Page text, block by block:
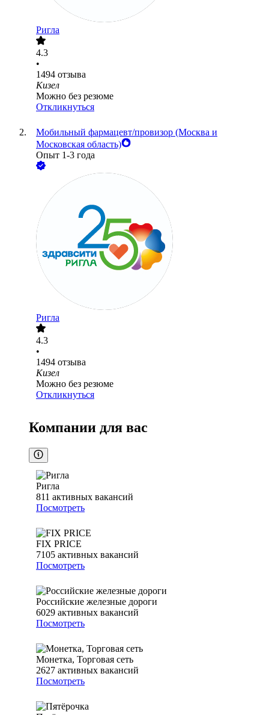
Ригла
4.3
•
1494 отзыва
Кизел
Можно без резюме
Откликнуться
Мобильный фармацевт/провизор (Москва и
Московская область)
Опыт 1-3 года
Ригла
4.3
•
1494 отзыва
Кизел
Можно без резюме
Откликнуться
Компании для вас
Ригла
811 активных вакансий
Посмотреть
FIX PRICE
7105 активных вакансий
Посмотреть
Российские железные дороги
6029 активных вакансий
Посмотреть
Монетка, Торговая сеть
2627 активных вакансий
Посмотреть